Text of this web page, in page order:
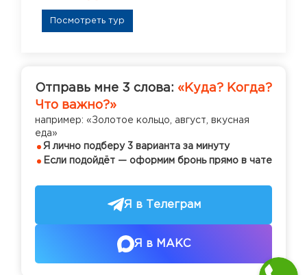
Посмотреть тур
Отправь мне 3 слова: «Куда? Когда?
Что важно?»
например: «Золотое кольцо, август, вкусная
еда»
Я лично подберу 3 варианта за минуту
Если подойдёт — оформим бронь прямо в чате
Я в Телеграм
Я в МАКС